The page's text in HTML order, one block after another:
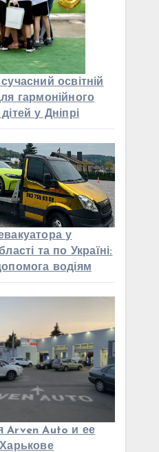
освітній
гармонійного
у Дніпрі
у
та по Україні:
водіям
Arven Auto и ее